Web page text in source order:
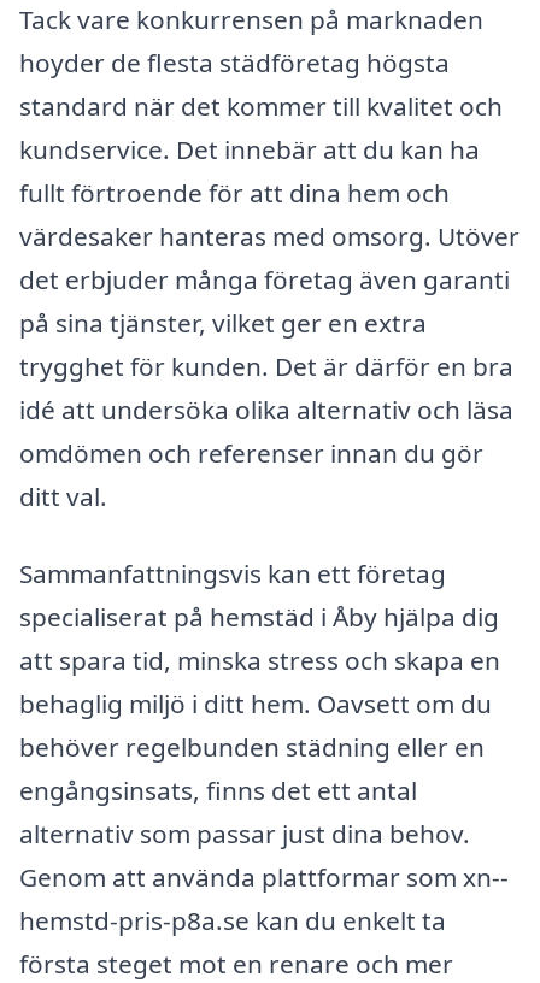
Tack vare konkurrensen på marknaden
hoyder de flesta städföretag högsta
standard när det kommer till kvalitet och
kundservice. Det innebär att du kan ha
fullt förtroende för att dina hem och
värdesaker hanteras med omsorg. Utöver
det erbjuder många företag även garanti
på sina tjänster, vilket ger en extra
trygghet för kunden. Det är därför en bra
idé att undersöka olika alternativ och läsa
omdömen och referenser innan du gör
ditt val.
Sammanfattningsvis kan ett företag
specialiserat på hemstäd i Åby hjälpa dig
att spara tid, minska stress och skapa en
behaglig miljö i ditt hem. Oavsett om du
behöver regelbunden städning eller en
engångsinsats, finns det ett antal
alternativ som passar just dina behov.
Genom att använda plattformar som xn--
hemstd-pris-p8a.se kan du enkelt ta
första steget mot en renare och mer